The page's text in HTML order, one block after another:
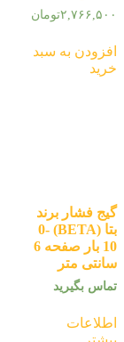
۲,۷۶۶,۵۰۰ تومان
افزودن به سبد
خرید
گیج فشار برند
بتا (BETA) 0-
10 بار صفحه 6
سانتی متر
تماس بگیرید
اطلاعات